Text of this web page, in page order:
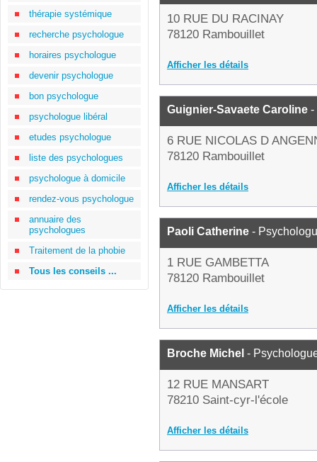
thérapie systémique
recherche psychologue
horaires psychologue
devenir psychologue
bon psychologue
psychologue libéral
etudes psychologue
liste des psychologues
psychologue à domicile
rendez-vous psychologue
annuaire des
psychologues
Traitement de la phobie
Tous les conseils ...
10 RUE DU RACINAY
78120 Rambouillet
Afficher les détails
Guignier-Savaete Caroline -
6 RUE NICOLAS D
78120 Rambouillet
Afficher les détails
Paoli Catherine -
1 RUE GAMBETTA
78120 Rambouillet
Afficher les détails
Broche Michel -
12 RUE MANSART
78210 Saint-cyr-l'école
Afficher les détails